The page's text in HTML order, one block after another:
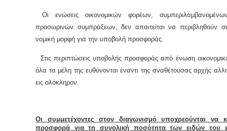
Οι ενώσεις οικονομικών φορέων,
προσωρινών συμπράξεων, δεν απαιτείται να περιβληθούν
νομική μορφή για την υποβολή προσφοράς.
Στις περιπτώσεις υποβολής προσφοράς από ένωση
όλα τα μέλη της ευθύνονται έναντι της αναθέτουσας αρχής
εις ολόκληρον.
Οι συμμετέχοντες στον διαγωνισμό υποχρεούνται να
προσφορά για τη συνολική ποσότητα των ειδών του